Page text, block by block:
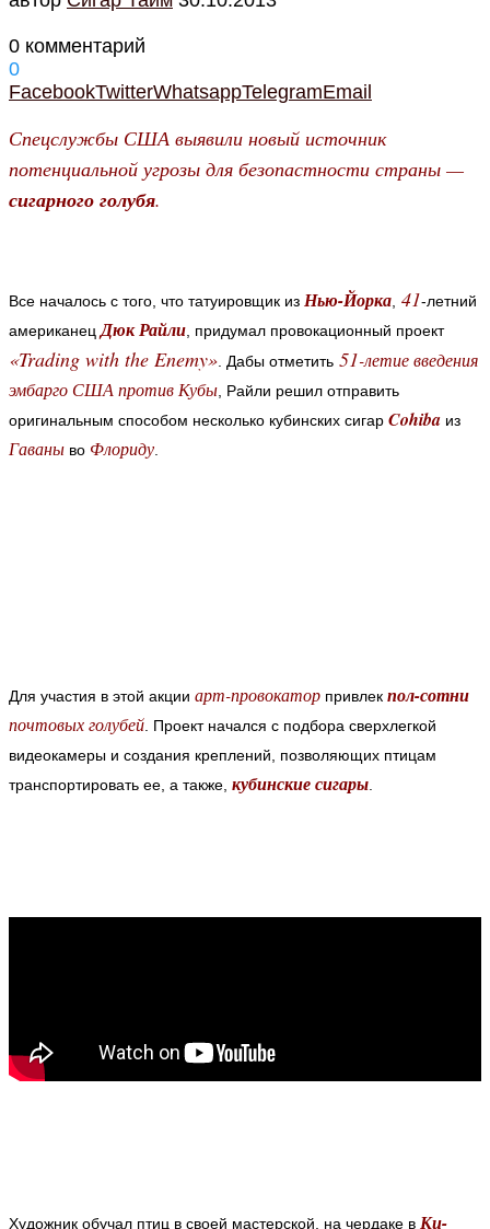
0 комментарий
0
FacebookTwitterWhatsappTelegramEmail
Спецслужбы США выявили новый источник
потенциальной угрозы для безопастности страны —
сигарного голубя.
Все началось с того, что татуировщик из Нью-Йорка 41-летний
американец Дюк Райли , придумал провокационный проект
«Trading with the Enemy» Дабы отметить 51-летие введения
эмбарго США против Кубы , Райли решил отправить
оригинальным способом несколько кубинских сигар Cohiba из
Гаваны во Флориду
Для участия в этой акции арт-провокатор привлек пол-сотни
почтовых голубей Проект начался с подбора сверхлегкой
видеокамеры и создания креплений, позволяющих птицам
транспортировать ее, а также, кубинские сигары
Художник обучал птиц в своей мастерской, на чердаке в Ки-